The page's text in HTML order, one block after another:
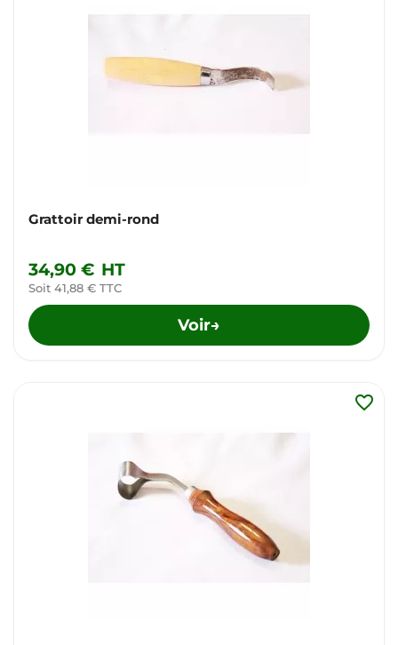
Grattoir demi-rond
34,90 € HT
Soit 41,88 € TTC
Voir→
favorite_border